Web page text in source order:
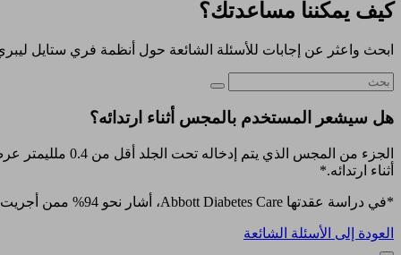
كيف يمكننا مساعدتك؟
ابحث واعثر عن إجابات للأسئلة الشائعة حول أنظمة فري ستايل
هل سيشعر المستخدم بالمجس أثناء ارتدائه؟
أثناء ارتدائه.*
*في دراسة عقدتها Abbott Diabetes Care، أشار نحو 94% ممن أجريت عليهم الدراسة (122 شخصًا) أن مجس فري ستايل ليبري 2 بلس مريح للاستخدام.
العودة إلى الأسئلة الشائعة